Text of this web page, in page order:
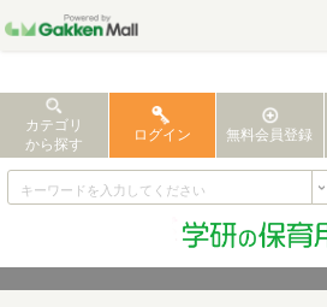
カテゴリ
から探す
ログイン 無料会員登録